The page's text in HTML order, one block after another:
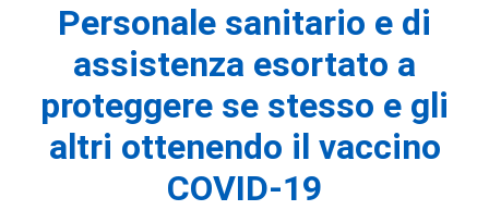
Personale sanitario e di
assistenza esortato a
proteggere se stesso e gli
altri ottenendo il vaccino
COVID-19